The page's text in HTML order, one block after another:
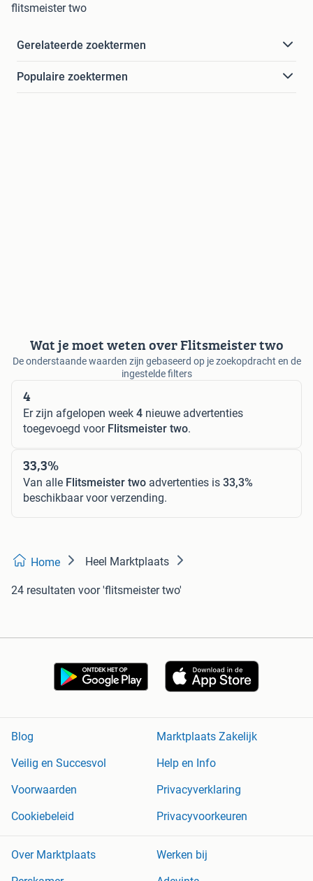
flitsmeister two
Gerelateerde zoektermen
Populaire zoektermen
Wat je moet weten over Flitsmeister two
De onderstaande waarden zijn gebaseerd op je zoekopdracht en de
ingestelde filters
4
Er zijn afgelopen week 4 nieuwe advertenties
toegevoegd voor Flitsmeister two.
33,3%
Van alle Flitsmeister two advertenties is 33,3%
beschikbaar voor verzending.
Home Heel Marktplaats
24 resultaten voor 'flitsmeister two'
Blog
Marktplaats Zakelijk
Veilig en Succesvol
Help en Info
Voorwaarden
Privacyverklaring
Cookiebeleid
Privacyvoorkeuren
Over Marktplaats
Werken bij